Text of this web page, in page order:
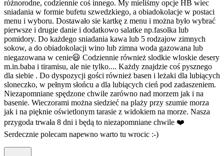
różnorodne, codziennie coś innego. My mieliśmy opcje HB wiec
sniadania w formie bufetu szwedzkiego, a obiadokolacje w postaci
menu i wyboru. Dostawało sie kartkę z menu i można było wybrać
pierwsze i drugie danie i dodatkowo salatke np.fasolka lub
pomidory. Do każdego sniadania kawa lub 5 rodzajow zimnych
sokow, a do obiadokolacji wino lub zimna woda gazowana lub
niegazowana w cenie😃 Codziennie również slodkie wloskie desery
m.in.baba i tiramisu, ale nie tylko.... Każdy znajdzie coś pysznego
dla siebie . Do dyspozycji gości również basen i leżaki dla lubiących
sloneczko, w pełnym słońcu a dla lubiących cień pod zadaszeniem.
Niezapomniane spędzone chwile zarówno nad morzem jak i na
basenie. Wieczorami można siedzieć na plaży przy szumie morza
jak i na pięknie oświetlonym tarasie z widokiem na morze. Nasza
przygoda trwała 8 dni i będą to niezapomniane chwile ❤️
Serdecznie polecam napewno warto tu wrocic :-)